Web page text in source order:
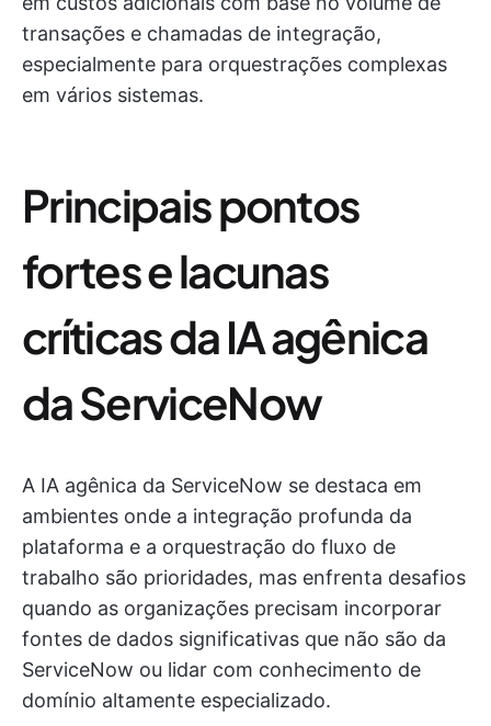
transações e chamadas de integração,
especialmente para orquestrações complexas
em vários sistemas.
Principais pontos
fortes e lacunas
críticas da IA agênica
da ServiceNow
A IA agênica da ServiceNow se destaca em
ambientes onde a integração profunda da
plataforma e a orquestração do fluxo de
trabalho são prioridades, mas enfrenta desafios
quando as organizações precisam incorporar
fontes de dados significativas que não são da
ServiceNow ou lidar com conhecimento de
domínio altamente especializado.